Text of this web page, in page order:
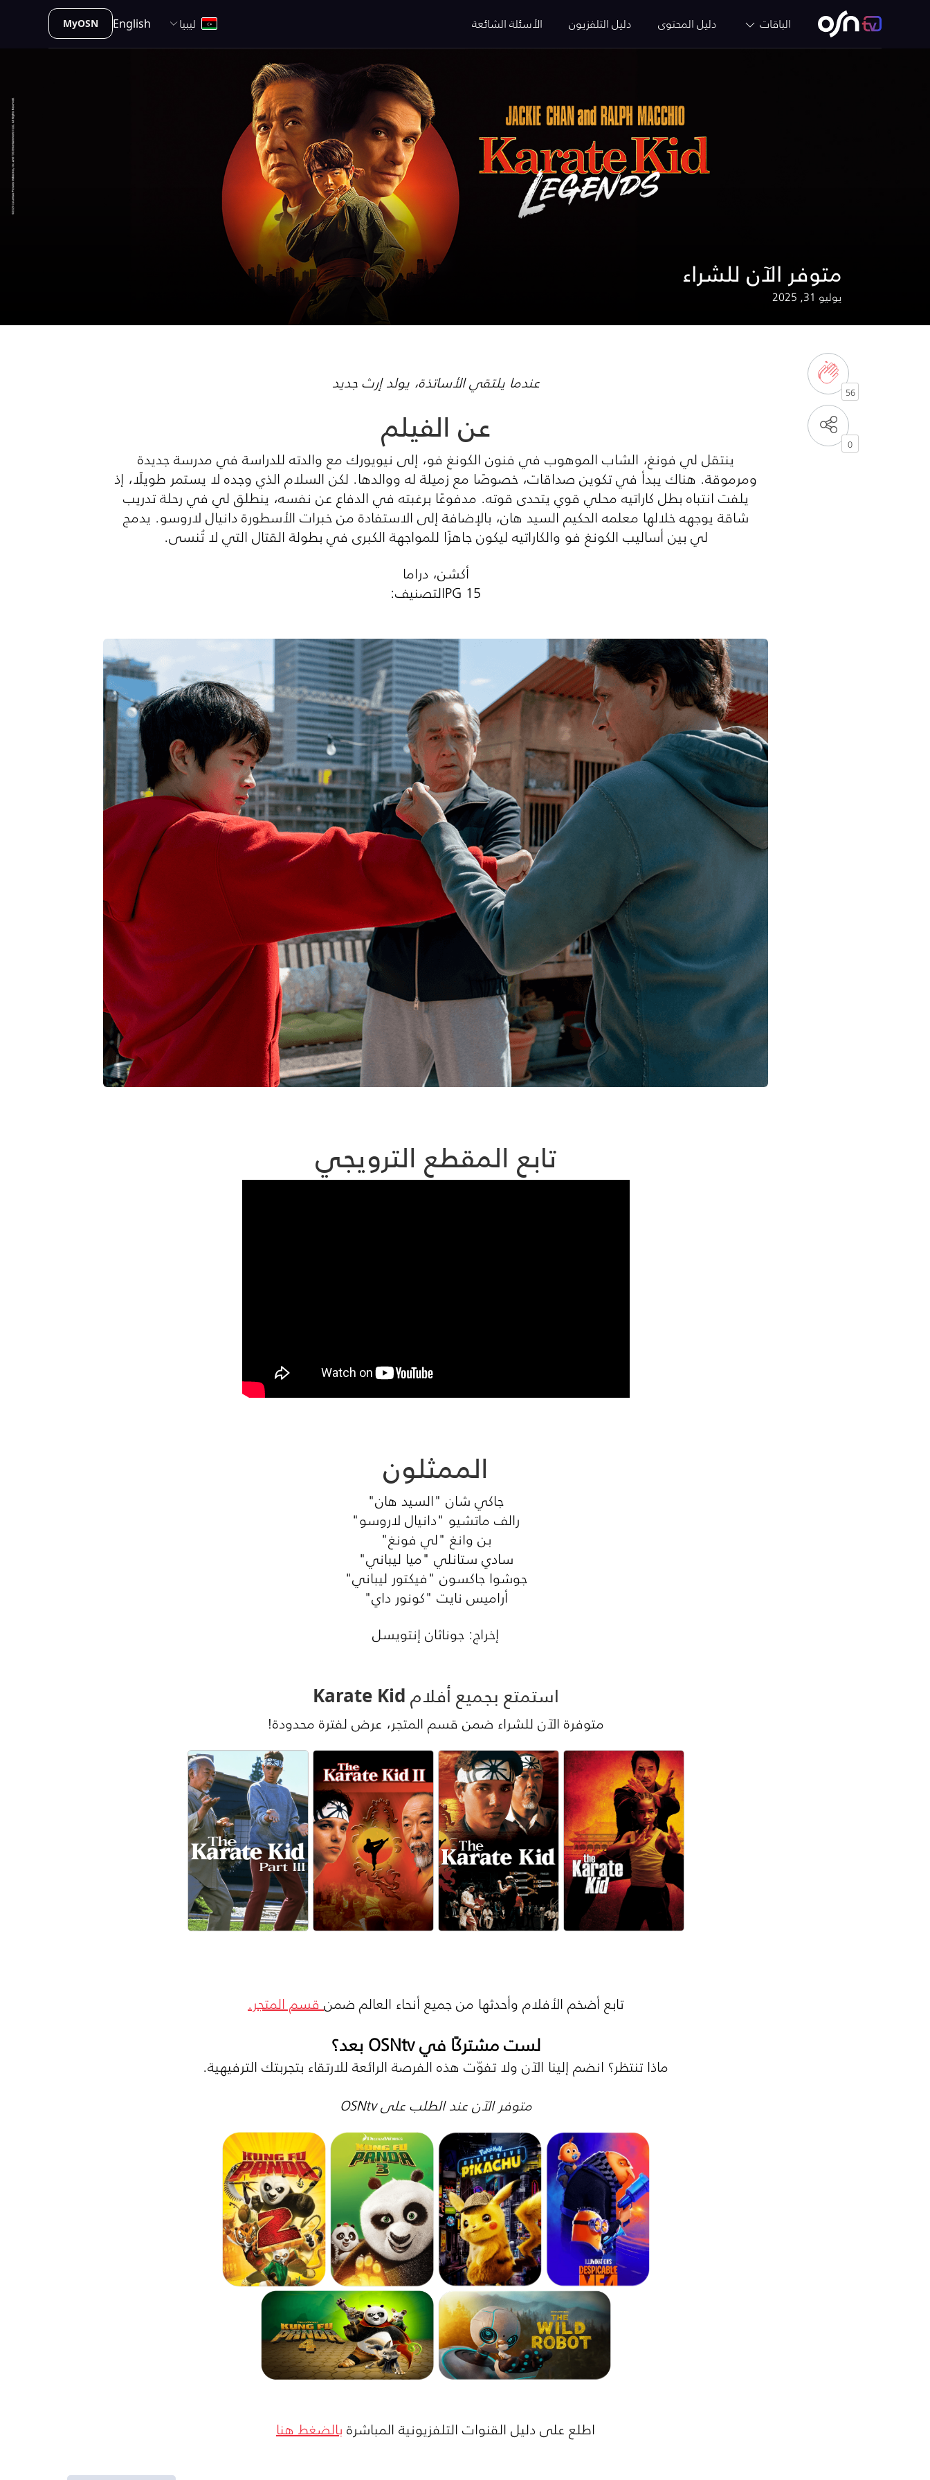
الباقات دليل المحتوى دليل التلفزيون الأسئلة الشائعة ليبيا English
MyOSN
متوفر الآن للشراء
يوليو 31, 2025
56
0
عندما يلتقي الأساتذة، يولد إرث جديد
عن الفيلم
ينتقل لي فونغ، الشاب الموهوب في فنون الكونغ فو، إلى نيويورك مع والدته للدراسة في مدرسة جديدة
ومرموقة. هناك يبدأ في تكوين صداقات، خصوصًا مع زميلة له ووالدها. لكن السلام الذي وجده لا يستمر طويلًا، إذ
يلفت انتباه بطل كاراتيه محلي قوي يتحدى قوته. مدفوعًا برغبته في الدفاع عن نفسه، ينطلق لي في رحلة تدريب
شاقة يوجهه خلالها معلمه الحكيم السيد هان، بالإضافة إلى الاستفادة من خبرات الأسطورة دانيال لاروسو. يدمج
لي بين أساليب الكونغ فو والكاراتيه ليكون جاهزًا للمواجهة الكبرى في بطولة القتال التي لا تُنسى.
أكشن، دراما
PG 15التصنيف:
تابع المقطع الترويجي
الممثلون
جاكي شان "السيد هان"
رالف ماتشيو "دانيال لاروسو"
بن وانغ "لي فونغ"
سادي ستانلي "ميا ليباني"
جوشوا جاكسون "فيكتور ليباني"
أراميس نايت "كونور داي"
إخراج: جوناثان إنتويسل
استمتع بجميع أفلام Karate Kid
متوفرة الآن للشراء ضمن قسم المتجر، عرض لفترة محدودة!
تابع أضخم الأفلام وأحدثها من جميع أنحاء العالم ضمنقسم المتجر.
لست مشتركًا في OSNtv بعد؟
ماذا تنتظر؟ انضم إلينا الآن ولا تفوّت هذه الفرصة الرائعة للارتقاء بتجربتك الترفيهية.
متوفر الآن عند الطلب على OSNtv
اطلع على دليل القنوات التلفزيونية المباشرةبالضغط هنا